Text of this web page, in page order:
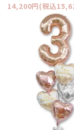
14,200円(税込